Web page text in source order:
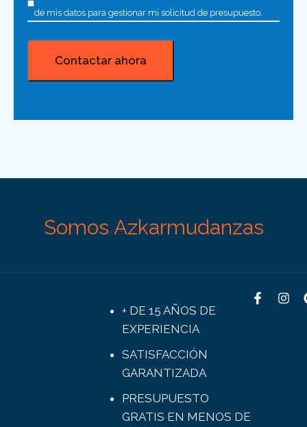
de mis datos para gestionar mi solicitud de presupuesto.
Somos Azkarmudanzas
+ DE 15 AÑOS DE
EXPERIENCIA
SATISFACCIÓN
GARANTIZADA
PRESUPUESTO
GRATIS EN MENOS DE